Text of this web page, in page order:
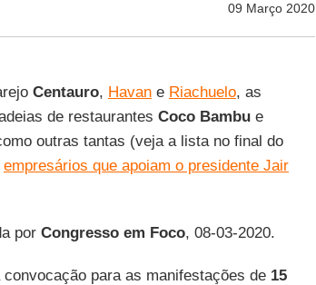
09 Março 2020
Centauro, Havane Riachuelo, as
de restaurantes Coco Bambue
outras tantas (veja a lista no final do
empresários que apoiam o presidente Jair
por Congresso em Foco, 08-03-2020.
para as manifestações de 15